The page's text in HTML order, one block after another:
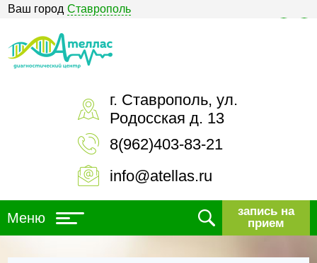
Ваш город Ставрополь
г. Ставрополь, ул.
Родосская д. 13
8(962)403-83-21
info@atellas.ru
Меню
запись на
прием